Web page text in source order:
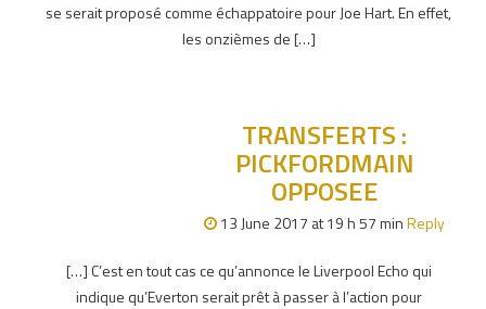
se serait proposé comme échappatoire pour Joe Hart. En effet,
les onzièmes de […]
TRANSFERTS :
PICKFORDMAIN
OPPOSEE
13 June 2017 at 19 h 57 minReply
[…] C’est en tout cas ce qu’annonce le Liverpool Echo qui
indique qu’Everton serait prêt à passer à l’action pour